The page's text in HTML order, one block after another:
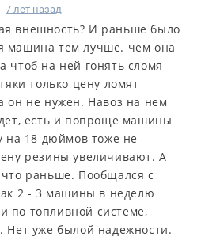
7 лет назад
внешность? И раньше было
машина тем лучше. чем она
на ней гонять сломя
только цену ломят
он не нужен. Навоз на нем
есть и попроще машины
на 18 дюймов тоже не
резины увеличивают. А
раньше. Пообщался с
2 - 3 машины в неделю
по топливной системе,
уже былой надежности.